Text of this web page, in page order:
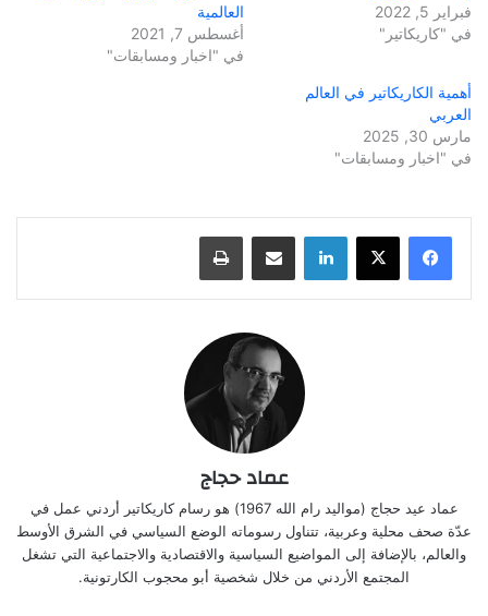
فبراير 5, 2022
في "كاريكاتير"
العالمية
أغسطس 7, 2021
في "اخبار ومسابقات"
أهمية الكاريكاتير في العالم
العربي
مارس 30, 2025
في "اخبار ومسابقات"
لينكدإن مشاركة عبر البريد طباعة
عماد حجاج
عماد عيد حجاج (مواليد رام الله 1967) هو رسام كاريكاتير أردني عمل في
عدّة صحف محلية وعربية، تتناول رسوماته الوضع السياسي في الشرق الأوسط
والعالم، بالإضافة إلى المواضيع السياسية والاقتصادية والاجتماعية التي تشغل
المجتمع الأردني من خلال شخصية أبو محجوب الكارتونية.